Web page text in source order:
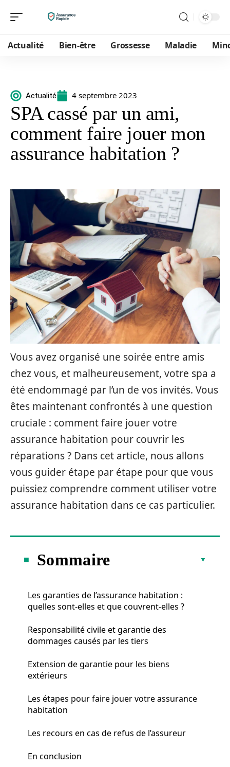
Actualité Bien-être Grossesse Maladie
Actualité 4 septembre 2023
SPA cassé par un ami,
comment faire jouer mon
assurance habitation ?
Vous avez organisé une soirée entre amis
chez vous, et malheureusement, votre spa a
été endommagé par l’un de vos invités. Vous
êtes maintenant confrontés à une question
cruciale : comment faire jouer votre
assurance habitation pour couvrir les
réparations ? Dans cet article, nous allons
vous guider étape par étape pour que vous
puissiez comprendre comment utiliser votre
assurance habitation dans ce cas particulier.
Sommaire
Les garanties de l’assurance habitation :
quelles sont-elles et que couvrent-elles ?
Responsabilité civile et garantie des
dommages causés par les tiers
Extension de garantie pour les biens
extérieurs
Les étapes pour faire jouer votre assurance
habitation
Les recours en cas de refus de l’assureur
En conclusion